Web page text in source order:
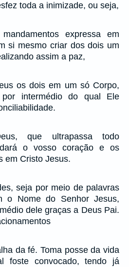
toda a inimizade, ou seja,
expressa em
si mesmo criar dos dois um
assim a paz,
os dois em um só Corpo,
intermédio do qual Ele
que ultrapassa todo
o vosso coração e os
em Cristo Jesus.
seja por meio de palavras
o Nome do Senhor Jesus,
dele graças a Deus Pai.
da fé. Toma posse da vida
foste convocado, tendo já